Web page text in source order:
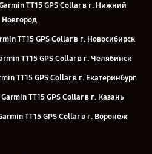
TT15 GPS Collar в г. Нижний
Новгород
TT15 GPS Collar в г. Новосибирск
TT15 GPS Collar в г. Челябинск
TT15 GPS Collar в г. Екатеринбург
TT15 GPS Collar в г. Казань
TT15 GPS Collar в г. Воронеж